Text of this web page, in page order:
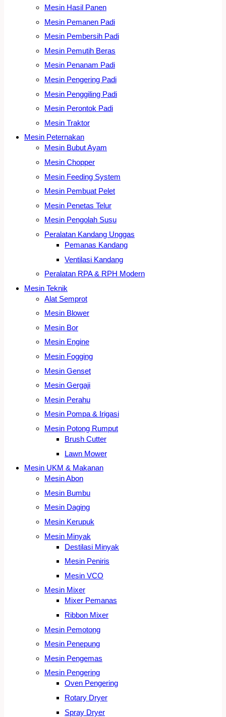
Mesin Hasil Panen
Mesin Pemanen Padi
Mesin Pembersih Padi
Mesin Pemutih Beras
Mesin Penanam Padi
Mesin Pengering Padi
Mesin Penggiling Padi
Mesin Perontok Padi
Mesin Traktor
Mesin Peternakan
Mesin Bubut Ayam
Mesin Chopper
Mesin Feeding System
Mesin Pembuat Pelet
Mesin Penetas Telur
Mesin Pengolah Susu
Peralatan Kandang Unggas
Pemanas Kandang
Ventilasi Kandang
Peralatan RPA & RPH Modern
Mesin Teknik
Alat Semprot
Mesin Blower
Mesin Bor
Mesin Engine
Mesin Fogging
Mesin Genset
Mesin Gergaji
Mesin Perahu
Mesin Pompa & Irigasi
Mesin Potong Rumput
Brush Cutter
Lawn Mower
Mesin UKM & Makanan
Mesin Abon
Mesin Bumbu
Mesin Daging
Mesin Kerupuk
Mesin Minyak
Destilasi Minyak
Mesin Peniris
Mesin VCO
Mesin Mixer
Mixer Pemanas
Ribbon Mixer
Mesin Pemotong
Mesin Penepung
Mesin Pengemas
Mesin Pengering
Oven Pengering
Rotary Dryer
Spray Dryer